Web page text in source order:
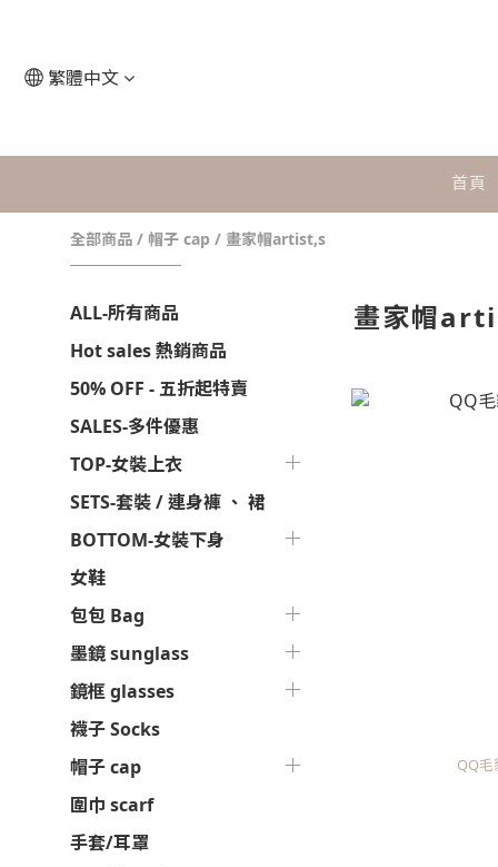
繁體中文
首頁
全部商品 / 帽子 cap / 畫家帽artist,s
ALL-所有商品
Hot sales 熱銷商品
50% OFF - 五折起特賣
SALES-多件優惠
TOP-女裝上衣
SETS-套裝 / 連身褲 、 裙
BOTTOM-女裝下身
女鞋
包包 Bag
墨鏡 sunglass
鏡框 glasses
襪子 Socks
帽子 cap
圍巾 scarf
手套/耳罩
畫家帽
QQ